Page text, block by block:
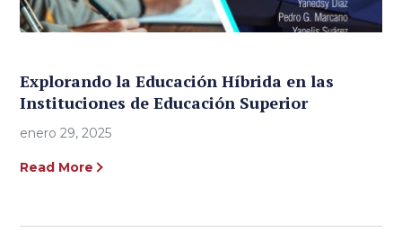
Explorando la Educación Híbrida en las
Instituciones de Educación Superior
enero 29, 2025
Read More